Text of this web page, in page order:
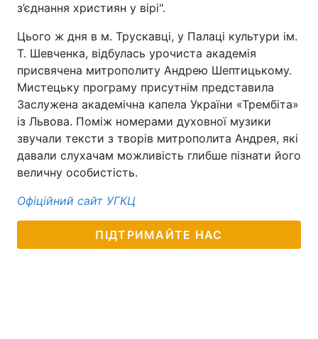
з’єднання християн у вірі".
Цього ж дня в м. Трускавці, у Палаці культури ім.
Т. Шевченка, відбулась урочиста академія
присвячена митрополиту Андрею Шептицькому.
Мистецьку програму присутнім представила
Заслужена академічна капела України «Трембіта»
із Львова. Поміж номерами духовної музики
звучали тексти з творів митрополита Андрея, які
давали слухачам можливість глибше пізнати його
величну особистість.
Офіційний сайт УГКЦ
ПІДТРИМАЙТЕ НАС